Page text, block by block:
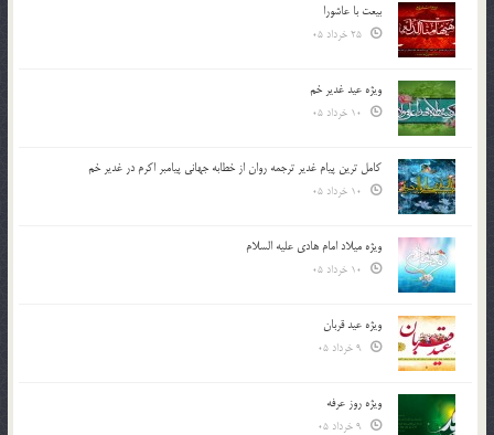
بیعت با عاشورا
ویژه عید غدیر خم
کامل ترین پیام غدیر ترجمه روان از خطابه جهانی پیامبر اکرم در غدیر خم
ویژه میلاد امام هادی علیه السلام
ویژه عید قربان
ویژه روز عرفه